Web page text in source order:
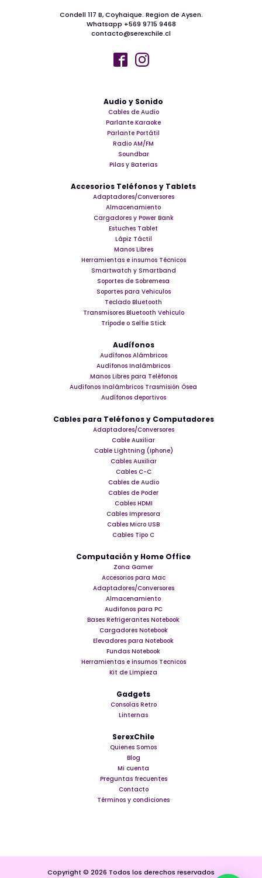
Audio y Sonido
Cables de Audio
Parlante Karaoke
Parlante Portátil
Radio AM/FM
Soundbar
Pilas y Baterias
Accesorios Teléfonos y Tablets
Adaptadores/Conversores
Almacenamiento
Cargadores y Power Bank
Estuches Tablet
Lápiz Táctil
Manos Libres
Herramientas e insumos Técnicos
Smartwatch y Smartband
Soportes de Sobremesa
Soportes para Vehiculos
Teclado Bluetooth
Transmisores Bluetooth Vehículo
Trípode o Selfie Stick
Audífonos
Audífonos Alámbricos
Audífonos Inalámbricos
Manos Libres para Teléfonos
Audífonos Inalámbricos Trasmisión Ósea
Audífonos deportivos
Cables para Teléfonos y Computadores
Adaptadores/Conversores
Cable Auxiliar
Cable Lightning (Iphone)
Cables Auxiliar
Cables C-C
Cables de Audio
Cables de Poder
Cables HDMI
Cables Impresora
Cables Micro USB
Cables Tipo C
Computación y Home Office
Zona Gamer
Accesorios para Mac
Adaptadores/Conversores
Almacenamiento
Audifonos para PC
Bases Refrigerantes Notebook
Cargadores Notebook
Elevadores para Notebook
Fundas Notebook
Herramientas e insumos Tecnicos
Kit de Limpieza
Gadgets
Consolas Retro
Linternas
SerexChile
Quienes Somos
Blog
Mi cuenta
Preguntas frecuentes
Contacto
Términos y condiciones
Condell 117 B, Coyhaique. Region de Aysen.
Whatsapp +569 9715 9468
contacto@serexchile.cl
Copyright © 2026 Todos los derechos reservados